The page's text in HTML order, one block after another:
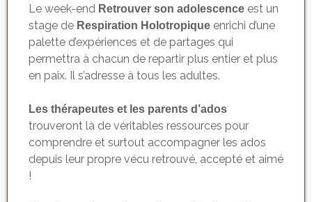
Le week-end Retrouver son adolescence est un
stage de Respiration Holotropique enrichi d’une
palette d’expériences et de partages qui
permettra à chacun de repartir plus entier et plus
en paix. Il s’adresse à tous les adultes.
Les thérapeutes et les parents d’ados
trouveront là de véritables ressources pour
comprendre et surtout accompagner les ados
depuis leur propre vécu retrouvé, accepté et aimé
!